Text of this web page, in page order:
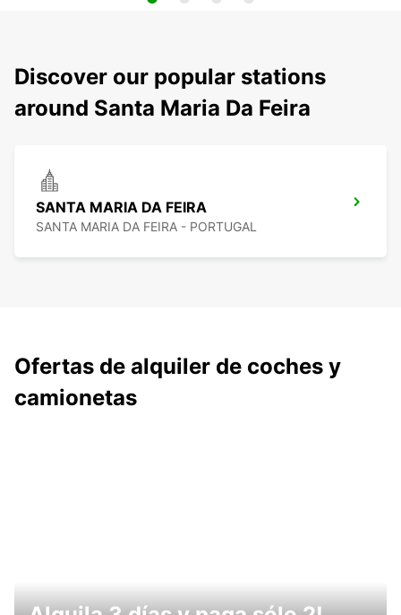
Discover our popular stations
around Santa Maria Da Feira
SANTA MARIA DA FEIRA
SANTA MARIA DA FEIRA - PORTUGAL
Ofertas de alquiler de coches y
camionetas